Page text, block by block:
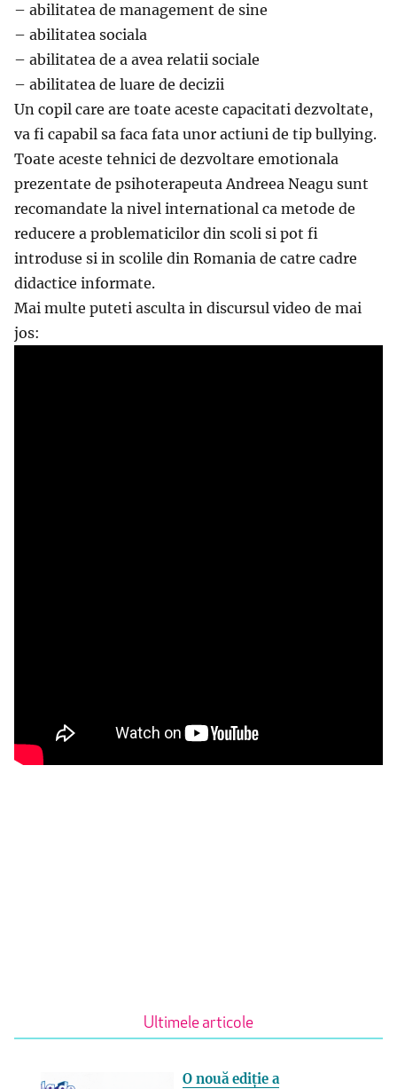
– abilitatea de management de sine
– abilitatea sociala
– abilitatea de a avea relatii sociale
– abilitatea de luare de decizii
Un copil care are toate aceste capacitati dezvoltate,
va fi capabil sa faca fata unor actiuni de tip bullying.
Toate aceste tehnici de dezvoltare emotionala
prezentate de psihoterapeuta Andreea Neagu sunt
recomandate la nivel international ca metode de
reducere a problematicilor din scoli si pot fi
introduse si in scolile din Romania de catre cadre
didactice informate.
Mai multe puteti asculta in discursul video de mai
jos:
Ultimele articole
O nouă ediție a